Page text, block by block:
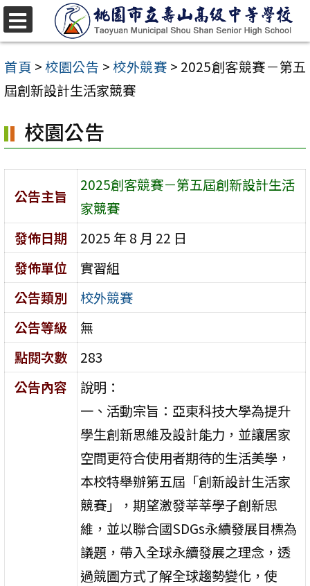
跳
至
主
要
容
區
首頁 >校園公告 >校外競賽 > 2025創客競賽－第五
屆創新設計生活家競賽
校園公告
公告主旨
2025創客競賽－第五屆創新設計生活
家競賽
發佈日期
2025 年 8 月 22 日
發佈單位
實習組
公告類別
校外競賽
公告等級
無
點閱次數
283
公告內容
說明：
一、活動宗旨：亞東科技大學為提升
學生創新思維及設計能力，並讓居家
空間更符合使用者期待的生活美學，
本校特舉辦第五屆「創新設計生活家
競賽」，期望激發莘莘學子創新思
維，並以聯合國SDGs永續發展目標為
議題，帶入全球永續發展之理念，透
過競圖方式了解全球趨勢變化，使
選
單